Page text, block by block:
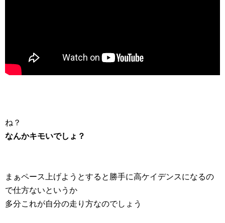
ね？
なんかキモいでしょ？
まぁペース上げようとすると勝手に高ケイデンスになるの
で仕方ないというか
多分これが自分の走り方なのでしょう